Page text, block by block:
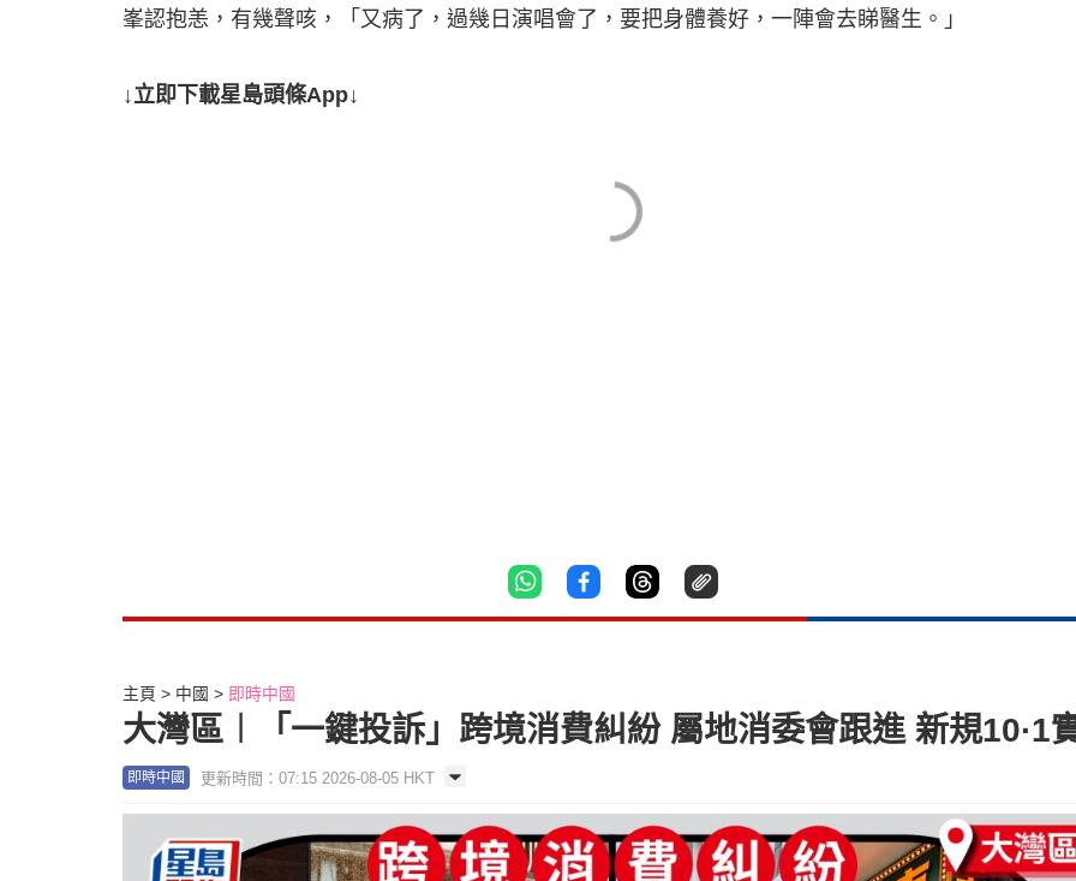
峯認抱恙，有幾聲咳，「又病了，過幾日演唱會了，要把身體養好，一陣會去睇醫生。」
↓立即下載星島頭條App↓
主頁 中國 即時中國
大灣區︱「一鍵投訴」跨境消費糾紛 屬地消委會跟進 新規10·1
即時中國 更新時間：07:15 2026-08-05 HKT